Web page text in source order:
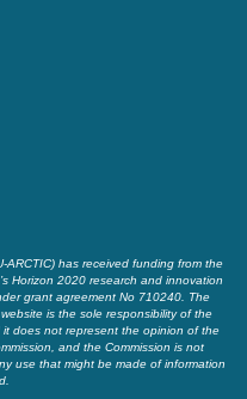
ARCTIC) has received funding from the
Horizon 2020 research and innovation
grant agreement No 710240. The
is the sole responsibility of the
it does not represent the opinion of the
and the Commission is not
use that might be made of information